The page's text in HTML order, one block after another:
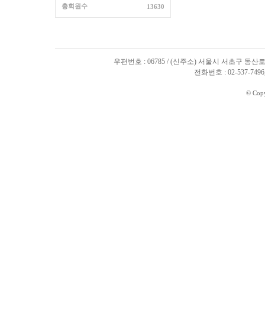
총회원수
13630
우편번호 : 06785 / (신주소) 서울시 서초구 동산
전화번호 : 02-537-
©